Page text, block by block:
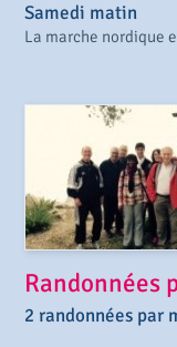
Samedi matin
La marche nordique
Randonnées
2 randonnées par